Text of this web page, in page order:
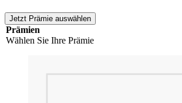
Jetzt Prämie auswählen
Prämien
Wählen Sie Ihre Prämie